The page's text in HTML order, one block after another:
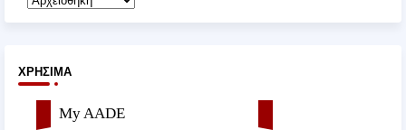
ΧΡΉΣΙΜΑ
My AADE